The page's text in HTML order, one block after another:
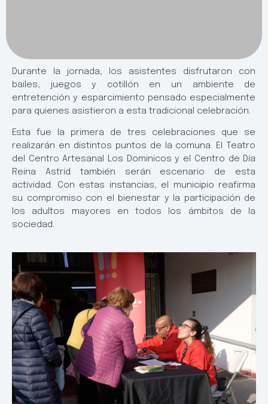
Durante la jornada, los asistentes disfrutaron con
bailes, juegos y cotillón en un ambiente de
entretención y esparcimiento pensado especialmente
para quienes asistieron a esta tradicional celebración.
Esta fue la primera de tres celebraciones que se
realizarán en distintos puntos de la comuna. El Teatro
del Centro Artesanal Los Dominicos y el Centro de Día
Reina Astrid también serán escenario de esta
actividad. Con estas instancias, el municipio reafirma
su compromiso con el bienestar y la participación de
los adultos mayores en todos los ámbitos de la
sociedad.